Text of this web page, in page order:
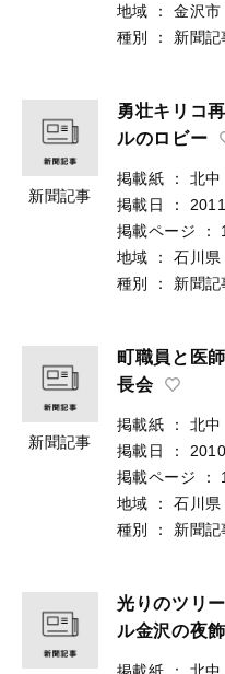
地域
：
金沢市
種別
： 新聞記
新聞記事
勇壮キリコ
ルのロビー
掲載紙 ：
北中
掲載日
：
掲載ページ
：
地域
：
石川県
種別
： 新聞記
新聞記事
町職員と医
長会
掲載紙 ：
北中
掲載日
：
掲載ページ
：
地域
：
石川県
種別
： 新聞記
光りのツリ
ル金沢の夜
掲載紙 ：
北中